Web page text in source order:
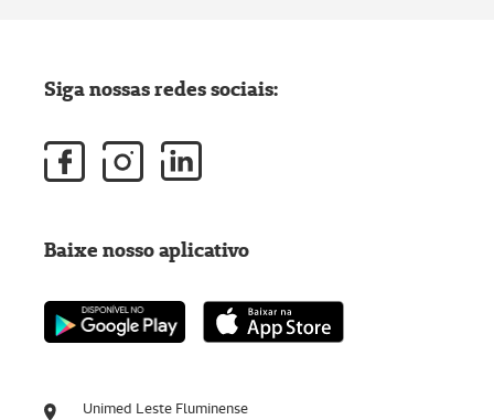
Unimed Leste Fluminense
Siga nossas redes sociais:
Baixe nosso aplicativo